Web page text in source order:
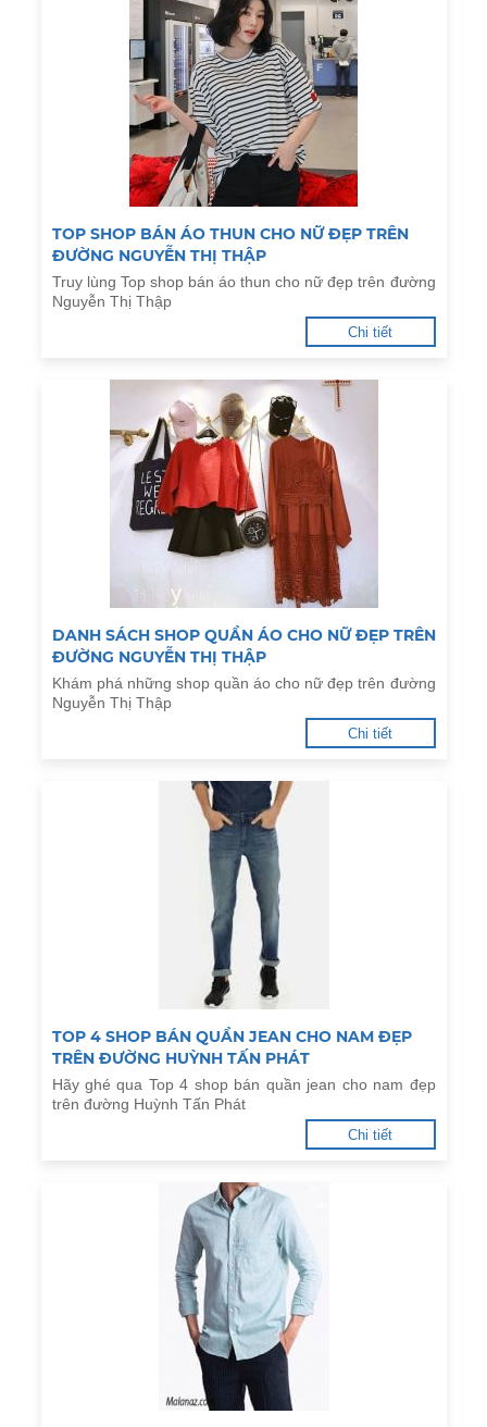
TOP SHOP BÁN ÁO THUN CHO NỮ ĐẸP TRÊN
ĐƯỜNG NGUYỄN THỊ THẬP
Truy lùng Top shop bán áo thun cho nữ đẹp trên đường
Nguyễn Thị Thập
Chi tiết
DANH SÁCH SHOP QUẦN ÁO CHO NỮ ĐẸP TRÊN
ĐƯỜNG NGUYỄN THỊ THẬP
Khám phá những shop quần áo cho nữ đẹp trên đường
Nguyễn Thị Thập
Chi tiết
TOP 4 SHOP BÁN QUẦN JEAN CHO NAM ĐẸP
TRÊN ĐƯỜNG HUỲNH TẤN PHÁT
Hãy ghé qua Top 4 shop bán quần jean cho nam đẹp
trên đường Huỳnh Tấn Phát
Chi tiết